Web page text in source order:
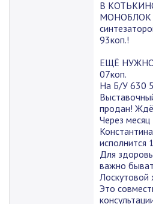
В
МОНОБЛОК
93коп.!
ЕЩЁ НУЖНО
07коп.
На Б/У 630
продан!
Через
исполнится
Для
важно
Это